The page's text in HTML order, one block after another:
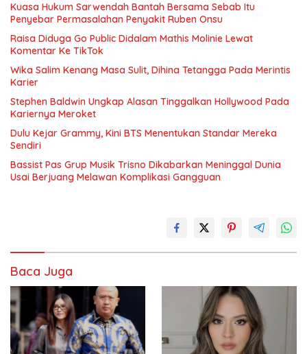
Kuasa Hukum Sarwendah Bantah Bersama Sebab Itu
Penyebar Permasalahan Penyakit Ruben Onsu
Raisa Diduga Go Public Didalam Mathis Molinie Lewat
Komentar Ke TikTok
Wika Salim Kenang Masa Sulit, Dihina Tetangga Pada Merintis
Karier
Stephen Baldwin Ungkap Alasan Tinggalkan Hollywood Pada
Kariernya Meroket
Dulu Kejar Grammy, Kini BTS Menentukan Standar Mereka
Sendiri
Bassist Pas Grup Musik Trisno Dikabarkan Meninggal Dunia
Usai Berjuang Melawan Komplikasi Gangguan
Baca Juga